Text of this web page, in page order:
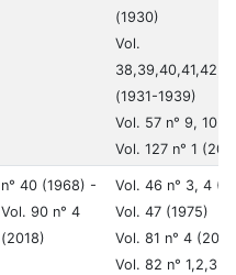
(1930)
Vol.
(1931-1939)
Vol. 57 n° 9, 10
Vol. 127 n° 1
n° 40 (1968) -
Vol. 90 n° 4
(2018)
Vol. 46 n° 3, 4
Vol. 47 (1975)
Vol. 81 n° 4
Vol. 82 n° 1,2,3